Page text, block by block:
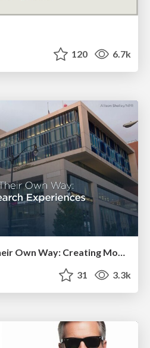
120 6.7k
Helping Users Find Their Own Way: Creating Modern Search Experiences
31 3.3k